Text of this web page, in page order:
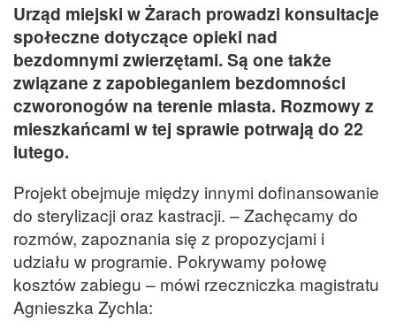
Urząd miejski w Żarach prowadzi konsultacje
społeczne dotyczące opieki nad
bezdomnymi zwierzętami. Są one także
związane z zapobieganiem bezdomności
czworonogów na terenie miasta. Rozmowy z
mieszkańcami w tej sprawie potrwają do 22
lutego.
Projekt obejmuje między innymi dofinansowanie
do sterylizacji oraz kastracji. – Zachęcamy do
rozmów, zapoznania się z propozycjami i
udziału w programie. Pokrywamy połowę
kosztów zabiegu – mówi rzeczniczka magistratu
Agnieszka Zychla: